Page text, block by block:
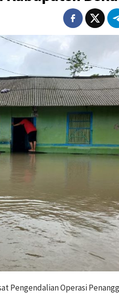
Pengendalian Operasi